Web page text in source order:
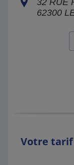
62300
Votre tarif